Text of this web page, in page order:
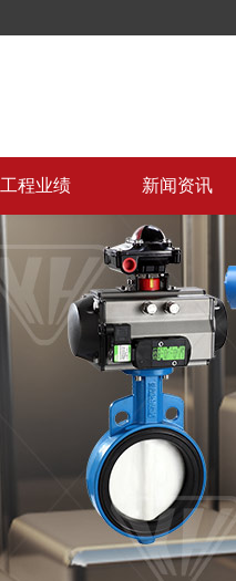
工程业绩 新闻资讯